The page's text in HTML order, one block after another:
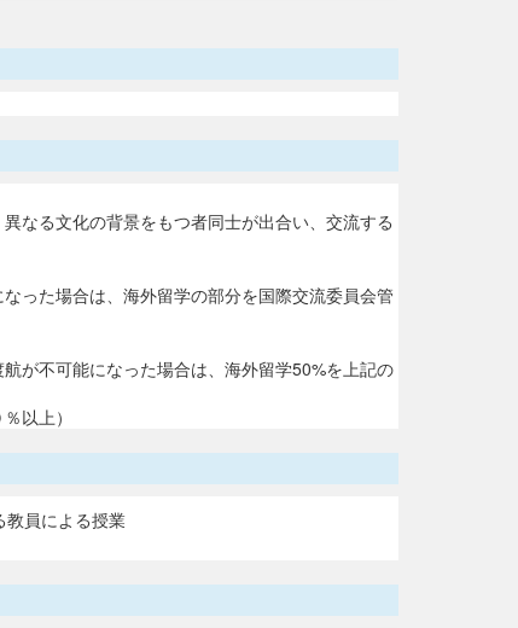
なる文化の背景をもつ者同士が出合い、交流する
った場合は、海外留学の部分を国際交流委員会管
が不可能になった場合は、海外留学50%を上記の
以上）
教員による授業